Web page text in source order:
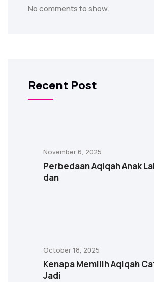
No comments to show.
Recent Post
November 6, 2025
Perbedaan Aqiqah Anak
dan
October 18, 2025
Kenapa Memilih Aqiqah
Jadi